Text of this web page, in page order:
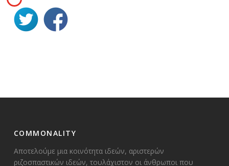
COMMONALITY
Αποτελούμε μια κοινότητα ιδεών, αριστερών
ριζοσπαστικών ιδεών, τουλάχιστον οι άνθρωποι που